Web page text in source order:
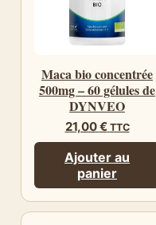
Maca bio concentrée
500mg – 60 gélules de
DYNVEO
21,00€ TTC
Ajouter au
panier